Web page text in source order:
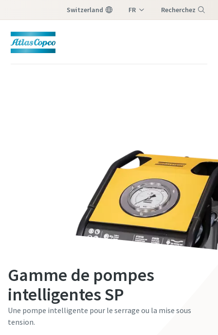
Switzerland FR Recherchez
Gamme de pompes
intelligentes SP
Une pompe intelligente pour le serrage ou la mise sous
tension.